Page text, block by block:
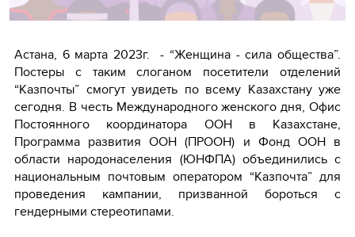
Астана, 6 марта 2023г. - “Женщина - сила общества”.
Постеры с таким слоганом посетители отделений
“Казпочты” смогут увидеть по всему Казахстану уже
сегодня. В честь Международного женского дня, Офис
Постоянного координатора ООН в Казахстане,
Программа развития ООН (ПРООН) и Фонд ООН в
области народонаселения (ЮНФПА) объединились с
национальным почтовым оператором “Казпочта” для
проведения кампании, призванной бороться с
гендерными стереотипами.